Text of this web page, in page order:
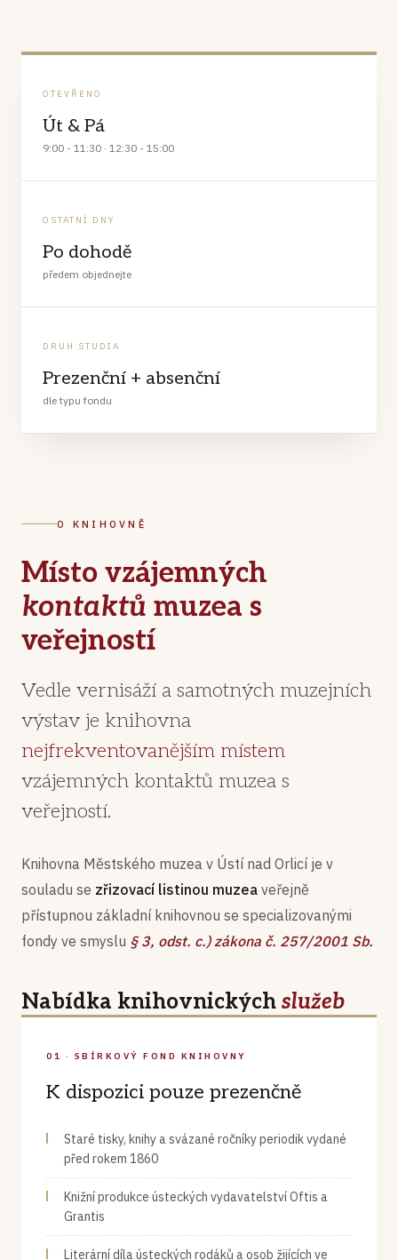
OTEVŘENO
Út & Pá
9:00 - 11:30 · 12:30 - 15:00
OSTATNÍ DNY
Po dohodě
předem objednejte
DRUH STUDIA
Prezenční + absenční
dle typu fondu
O KNIHOVNĚ
Místo vzájemných
kontaktů muzea s
veřejností
Vedle vernisáží a samotných muzejních
výstav je knihovna
nejfrekventovanějším místem
vzájemných kontaktů muzea s
veřejností.
Knihovna Městského muzea v Ústí nad Orlicí je v
souladu se zřizovací listinou muzea veřejně
přístupnou základní knihovnou se specializovanými
fondy ve smyslu § 3, odst. c.) zákona č. 257/2001 Sb.
Nabídka knihovnických služeb
01 · SBÍRKOVÝ FOND KNIHOVNY
K dispozici pouze prezenčně
Staré tisky, knihy a svázané ročníky periodik vydané
před rokem 1860
Knižní produkce ústeckých vydavatelství Oftis a
Grantis
Literární díla ústeckých rodáků a osob žijících ve